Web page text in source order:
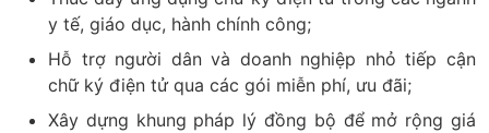
y tế, giáo dục, hành chính công;
Hỗ trợ người dân và doanh nghiệp nhỏ tiếp cận
chữ ký điện tử qua các gói miễn phí, ưu đãi;
Xây dựng khung pháp lý đồng bộ để mở rộng giá